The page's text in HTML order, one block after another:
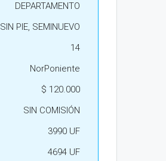
DEPARTAMENTO
SIN PIE, SEMINUEVO
14
NorPoniente
$ 120.000
SIN COMISIÓN
3990 UF
4694 UF